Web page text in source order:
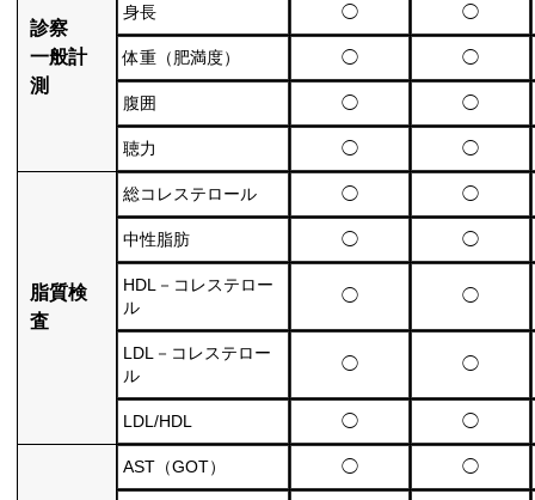
診察
一般計
測
身長 ◯ ◯
体重（肥満度） ◯ ◯
腹囲 ◯ ◯
聴力 ◯ ◯
脂質検
査
総コレステロール ◯ ◯
中性脂肪 ◯ ◯
HDL－コレステロー
ル
◯ ◯
LDL－コレステロー
ル
◯ ◯
LDL/HDL ◯ ◯
AST（GOT） ◯ ◯